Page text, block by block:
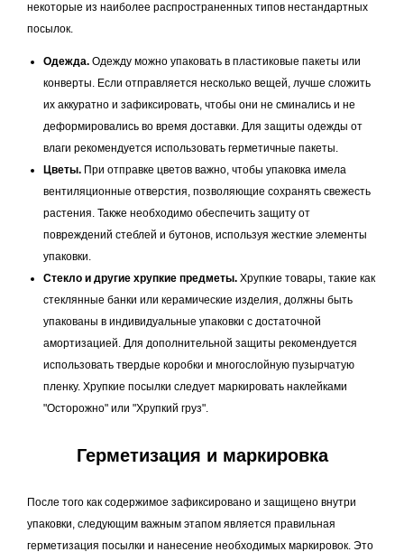
некоторые из наиболее распространенных типов нестандартных
посылок.
Одежда. Одежду можно упаковать в пластиковые пакеты или
конверты. Если отправляется несколько вещей, лучше сложить
их аккуратно и зафиксировать, чтобы они не сминались и не
деформировались во время доставки. Для защиты одежды от
влаги рекомендуется использовать герметичные пакеты.
Цветы. При отправке цветов важно, чтобы упаковка имела
вентиляционные отверстия, позволяющие сохранять свежесть
растения. Также необходимо обеспечить защиту от
повреждений стеблей и бутонов, используя жесткие элементы
упаковки.
Стекло и другие хрупкие предметы. Хрупкие товары, такие как
стеклянные банки или керамические изделия, должны быть
упакованы в индивидуальные упаковки с достаточной
амортизацией. Для дополнительной защиты рекомендуется
использовать твердые коробки и многослойную пузырчатую
пленку. Хрупкие посылки следует маркировать наклейками
"Осторожно" или "Хрупкий груз".
Герметизация и маркировка
После того как содержимое зафиксировано и защищено внутри
упаковки, следующим важным этапом является правильная
герметизация посылки и нанесение необходимых маркировок. Это